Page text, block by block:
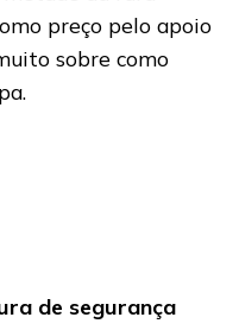
preço pelo apoio
sobre como
de segurança